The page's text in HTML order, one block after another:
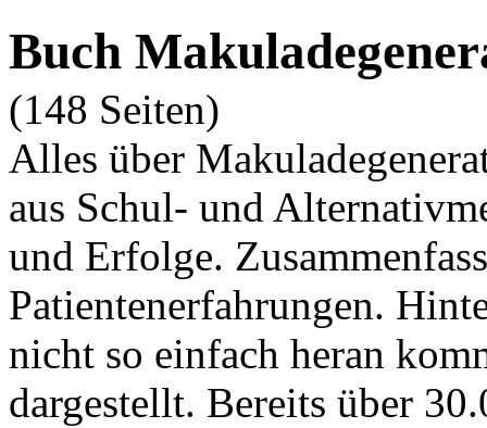
Buch
(148 Seiten)
Alles über
aus Schul- und
und Erfolge.
Patientenerfahrungen.
nicht so einfach heran
dargestellt. Bereits über